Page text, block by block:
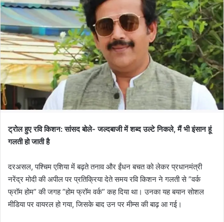
ट्रोल हुए रवि किशन: सांसद बोले- जल्दबाजी में शब्द उल्टे निकले, मैं भी इंसान हूं
गलती हो जाती है
दरअसल, पश्चिम एशिया में बढ़ते तनाव और ईंधन बचत को लेकर प्रधानमंत्री
नरेंद्र मोदी की अपील पर प्रतिक्रिया देते समय रवि किशन ने गलती से ”वर्क
फ्रॉम होम” की जगह ”होम फ्रॉम वर्क” कह दिया था। उनका यह बयान सोशल
मीडिया पर वायरल हो गया, जिसके बाद उन पर मीम्स की बाढ़ आ गई।